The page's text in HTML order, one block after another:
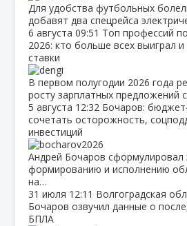
Для удобства футбольных
добавят два спецрейса
6 августа 09:51 Топ профессий
2026: кто больше всех выиграл
ставки
В первом полугодии 2026 года
росту зарплатных предложений
5 августа 12:32 Бочаров:
сочетать осторожность,
инвестиций
Андрей Бочаров сформулировал
формированию и исполнению
на…
31 июля 12:11 Волгоградская
Бочаров озвучил данные о
БПЛА